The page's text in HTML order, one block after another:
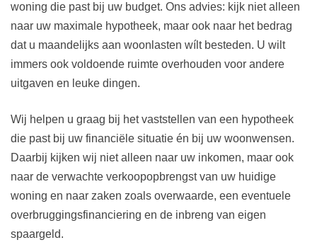
woning die past bij uw budget. Ons advies: kijk niet alleen
naar uw maximale hypotheek, maar ook naar het bedrag
dat u maandelijks aan woonlasten wílt besteden. U wilt
immers ook voldoende ruimte overhouden voor andere
uitgaven en leuke dingen.
Wij helpen u graag bij het vaststellen van een hypotheek
die past bij uw financiële situatie én bij uw woonwensen.
Daarbij kijken wij niet alleen naar uw inkomen, maar ook
naar de verwachte verkoopopbrengst van uw huidige
woning en naar zaken zoals overwaarde, een eventuele
overbruggingsfinanciering en de inbreng van eigen
spaargeld.